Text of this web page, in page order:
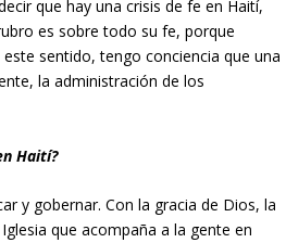
que hay una crisis de fe en Haití,
es sobre todo su fe, porque
sentido, tengo conciencia que una
la administración de los
Haití?
y gobernar. Con la gracia de Dios, la
que acompaña a la gente en